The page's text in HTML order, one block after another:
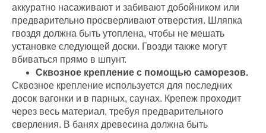
аккуратно насаживают и забивают добойником или
предварительно просверливают отверстия. Шляпка
гвоздя должна быть утоплена, чтобы не мешать
установке следующей доски. Гвозди также могут
вбиваться прямо в шпунт.
Сквозное крепление с помощью саморезов.
Сквозное крепление используется для последних
досок вагонки и в парных, саунах. Крепеж проходит
через весь материал, требуя предварительного
сверления. В банях древесина должна быть